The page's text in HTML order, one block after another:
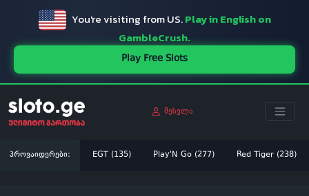
You're visiting from US.Play in English on
GambleCrush.
Play Free Slots
შესვლა
პროვაიდერები: EGT (135) Play'N Go (277) Red Tiger (238)